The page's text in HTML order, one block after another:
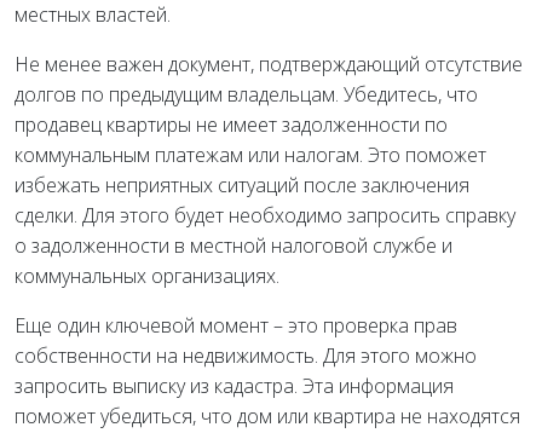
местных властей.
Не менее важен документ, подтверждающий отсутствие
долгов по предыдущим владельцам. Убедитесь, что
продавец квартиры не имеет задолженности по
коммунальным платежам или налогам. Это поможет
избежать неприятных ситуаций после заключения
сделки. Для этого будет необходимо запросить справку
о задолженности в местной налоговой службе и
коммунальных организациях.
Еще один ключевой момент – это проверка прав
собственности на недвижимость. Для этого можно
запросить выписку из кадастра. Эта информация
поможет убедиться, что дом или квартира не находятся